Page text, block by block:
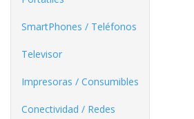
SmartPhones / Teléfonos
Televisor
Impresoras / Consumibles
Conectividad / Redes